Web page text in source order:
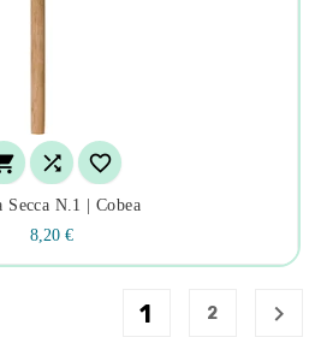
 
Secca N.1 | Cobea
8,20 €
1 2 